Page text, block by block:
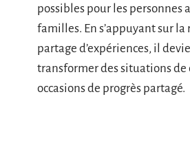
possibles pour les personnes
familles. En s’appuyant sur la
partage d’expériences, il
transformer des situations de
occasions de progrès partagé.